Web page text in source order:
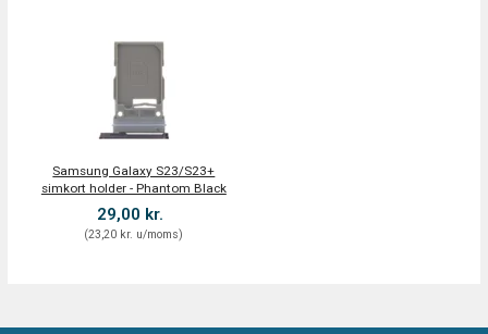
Samsung Galaxy S23/S23+
simkort holder - Phantom Black
29,00 kr.
(23,20 kr. u/moms)